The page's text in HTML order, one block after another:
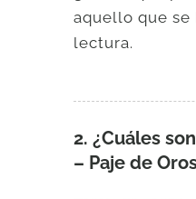
aquello que se
lectura.
2. ¿Cuáles
– Paje de